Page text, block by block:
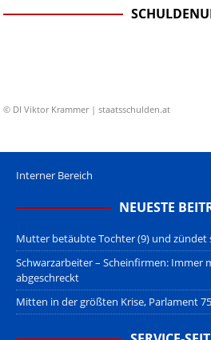
© DI Viktor Krammer | staatsschulden.at
Interner Bereich
NEUESTE
Mutter betäubte Tochter (9) und zündet
Schwarzarbeiter – Scheinfirmen: Immer
abgeschreckt
Mitten in der größten Krise, Parlament